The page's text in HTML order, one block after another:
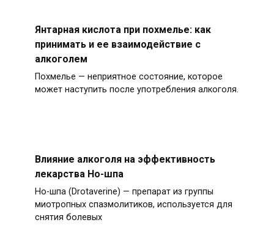
Янтарная кислота при похмелье: как
принимать и ее взаимодействие с
алкоголем
Похмелье — неприятное состояние, которое
может наступить после употребления алкоголя.
Влияние алкоголя на эффективность
лекарства Но-шпа
Но-шпа (Drotaverine) — препарат из группы
миотропных спазмолитиков, используется для
снятия болевых